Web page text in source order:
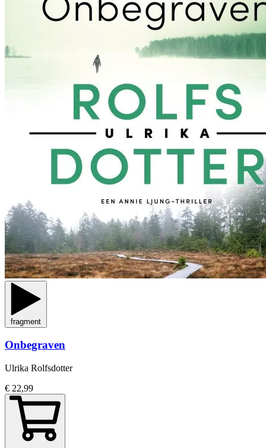
fragment
Onbegraven
Ulrika Rolfsdotter
€ 22,99